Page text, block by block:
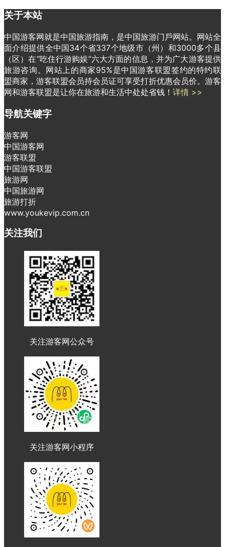
关于本站
中国游客网就是中国旅游指南，是中国旅游门戶网站。网站全
面介绍提供全中国34个省337个地级市（州）和3000多个县
（区）在“吃住行游购娱”六大方面的信息，并为广大游客提供
旅游咨询。网站上的商家95%是中国游客联盟签约的特约联
盟商家，游客联盟会员持会员证可享受打折优惠会员价。游客
网和游客联盟是让你在旅游和生活中处处省钱！ 详情 >>
导航关键字
游客网
中国游客网
游客联盟
中国游客联盟
旅游网
中国旅游网
旅游打折
www.youkevip.com.cn
关注我们
关注游客网公众号
关注游客网小程序